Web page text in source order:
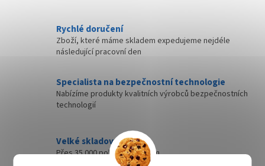
Rychlé doručení
Zboží, které máme skladem expedujeme nejdéle
následující pracovní den
Specialista na bezpečnostní technologie
Nabízíme produkty kvalitních výrobců bezpečnostních
technologií
Velké skladové zásoby
Přes 35 000 položek skladem